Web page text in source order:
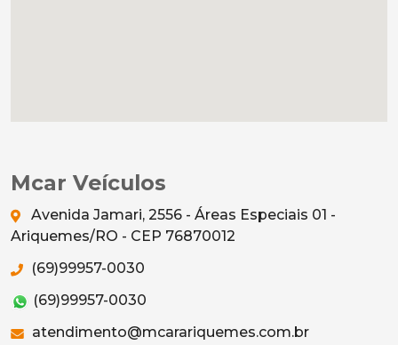
Mcar Veículos
Avenida Jamari, 2556 - Áreas Especiais 01 -
Ariquemes/RO - CEP 76870012
(69)99957-0030
(69)99957-0030
atendimento@mcarariquemes.com.br